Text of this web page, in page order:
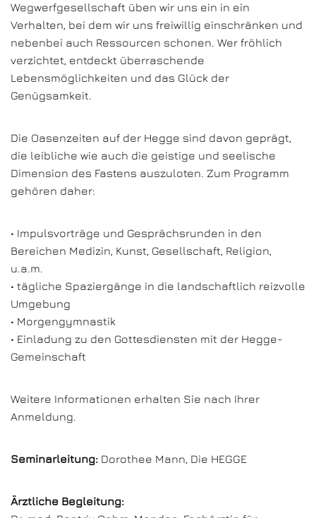
Wegwerfgesellschaft üben wir uns ein in ein
Verhalten, bei dem wir uns freiwillig einschränken und
nebenbei auch Ressourcen schonen. Wer fröhlich
verzichtet, entdeckt überraschende
Lebensmöglichkeiten und das Glück der
Genügsamkeit.
Die Oasenzeiten auf der Hegge sind davon geprägt,
die leibliche wie auch die geistige und seelische
Dimension des Fastens auszuloten. Zum Programm
gehören daher:
• Impulsvorträge und Gesprächsrunden in den
Bereichen Medizin, Kunst, Gesellschaft, Religion,
u.a.m.
• tägliche Spaziergänge in die landschaftlich reizvolle
Umgebung
• Morgengymnastik
• Einladung zu den Gottesdiensten mit der Hegge-
Gemeinschaft
Weitere Informationen erhalten Sie nach Ihrer
Anmeldung.
Seminarleitung: Dorothee Mann, Die HEGGE
Ärztliche Begleitung: